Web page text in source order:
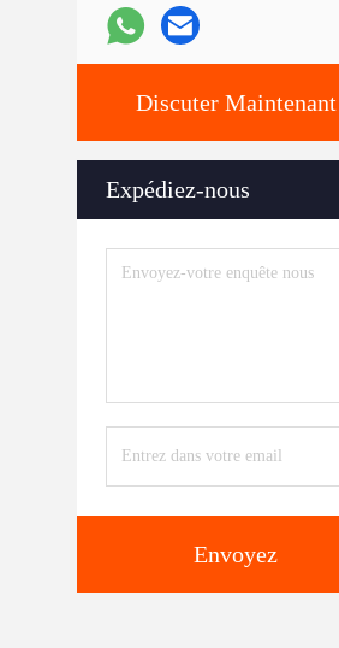
Discuter Maintenant
Expédiez-nous
Envoyez